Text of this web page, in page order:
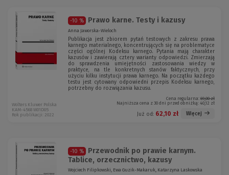
-10 % Prawo karne. Testy i kazusy
Anna Jaworska-Wieloch
Publikacja jest zbiorem pytań testowych z zakresu prawa
karnego materialnego, koncentrujących się na problematyce
części ogólnej Kodeksu karnego. Pytania mają charakter
kazusów i zawierają cztery warianty odpowiedzi. Zmierzają
do sprawdzenia umiejętności zastosowania wiedzy w
praktyce, na tle konkretnych stanów faktycznych, przy
użyciu kilku instytucji prawa karnego. Na początku każdego
testu jest cytowany odpowiedni przepis Kodeksu karnego,
potrzebny do rozwiązania kazusu.
Cena regularna: 69,00 zł
Najniższa cena z 30 dni przed obniżką: 40,12 zł
Już od: 62,10 zł Więcej
Wolters Kluwer Polska
KAM-4568 W01D05
Rok publikacji: 2022
-10 %
Przewodnik po prawie karnym.
Tablice, orzecznictwo, kazusy
Wojciech Filipkowski, Ewa Guzik-Makaruk, Katarzyna Laskowska